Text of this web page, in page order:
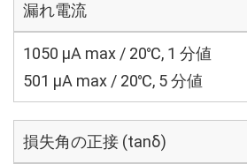
漏れ電流
1050 μA max / 20℃, 1 分値
501 μA max / 20℃, 5 分値
損失角の正接 (tanδ)